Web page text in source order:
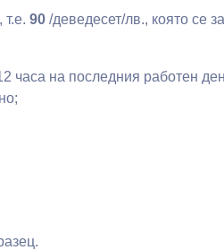
90 /деведесет/лв., която се
на последния работен